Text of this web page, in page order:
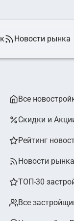
Новости рынка
Все
Скидки и
Рейтинг
Новости рынка
ТОП-30
Все